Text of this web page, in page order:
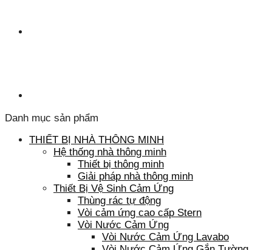
Danh mục sản phẩm
THIẾT BỊ NHÀ THÔNG MINH
Hệ thống nhà thông minh
Thiết bị thông minh
Giải pháp nhà thông minh
Thiết Bị Vệ Sinh Cảm Ứng
Thùng rác tự động
Vòi cảm ứng cao cấp Stern
Vòi Nước Cảm Ứng
Vòi Nước Cảm Ứng Lavabo